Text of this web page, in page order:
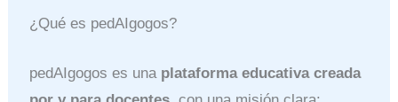
¿Qué es pedAIgogos?
pedAIgogos es una plataforma educativa creada